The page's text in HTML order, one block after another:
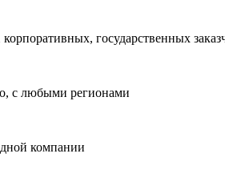
государственных
с любыми регионами
компании